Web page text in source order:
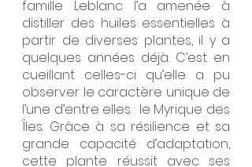
famille Leblanc l’a amenée à
distiller des huiles essentielles à
partir de diverses plantes, il y a
quelques années déjà. C’est en
cueillant celles-ci qu’elle a pu
observer le caractère unique de
l’une d’entre elles : le Myrique des
Îles. Grâce à sa résilience et sa
grande capacité d’adaptation,
cette plante réussit avec ses